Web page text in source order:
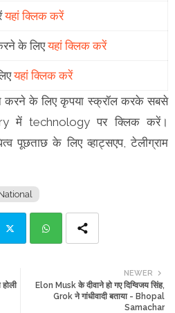
यहां क्लिक करें
के लिएयहां क्लिक करें
यहां क्लिक करें
करने के लिए कृपया स्क्रॉल करके सबसे
में technology पर क्लिक करें।
पूछताछ के लिए व्हाट्सएप, टेलीग्राम
tte ats
NEWER
Elon Musk के दीवाने हो गए दिग्विजय सिंह,
Grok ने गांधीवादी बताया - Bhopal
Samachar